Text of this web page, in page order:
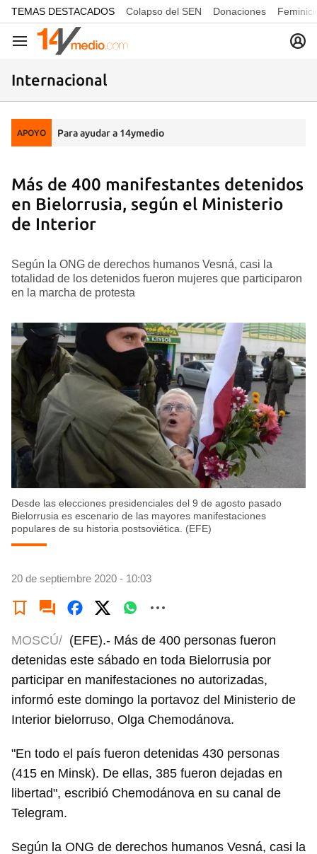
common.go-to-content
TEMAS DESTACADOS Colapso del SEN Donaciones
Navegación
Internacional
APOYO Para ayudar a 14ymedio
Más de 400 manifestantes detenidos
en Bielorrusia, según el Ministerio
de Interior
Según la ONG de derechos humanos Vesná, casi la
totalidad de los detenidos fueron mujeres que participaron
en la marcha de protesta
Desde las elecciones presidenciales del 9 de agosto pasado
Bielorrusia es escenario de las mayores manifestaciones
populares de su historia postsoviética. (EFE)
20 de septiembre 2020 - 10:03
MOSCÚ/ (EFE).- Más de 400 personas fueron
detenidas este sábado en toda Bielorrusia por
participar en manifestaciones no autorizadas,
informó este domingo la portavoz del Ministerio de
Interior bielorruso, Olga Chemodánova.
"En todo el país fueron detenidas 430 personas
(415 en Minsk). De ellas, 385 fueron dejadas en
libertad", escribió Chemodánova en su canal de
Telegram.
Según la ONG de derechos humanos Vesná, casi la